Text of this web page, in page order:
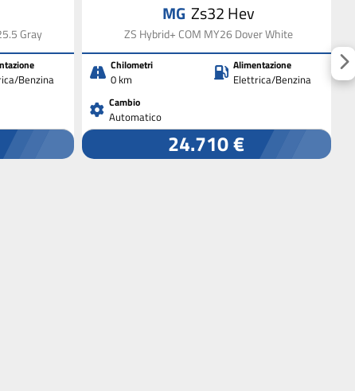
Gray
Benzina
MG Zs32 Hev
ZS Hybrid+ COM MY26 Dover White
Chilometri
0 km
Alimentazione
Elettrica/Benzina
Cambio
Automatico
24.710 €